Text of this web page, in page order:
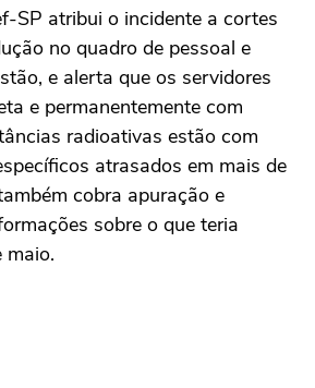
SP atribui o incidente a cortes
no quadro de pessoal e
e alerta que os servidores
e permanentemente com
radioativas estão com
atrasados em mais de
cobra apuração e
sobre o que teria
maio.